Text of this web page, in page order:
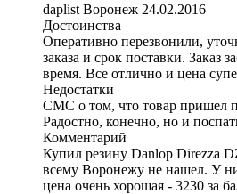
daplist Воронеж 24.02.2016
Достоинства
Оперативно перезвонили,
заказа и срок поставки. Заказ
время. Все отлично и цена
Недостатки
СМС о том, что товар пришел
Радостно, конечно, но и
Комментарий
Купил резину Danlop Direzza
всему Воронежу не нашел. У
цена очень хорошая - 3230 за